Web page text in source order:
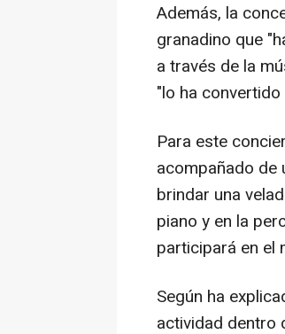
Además, la
granadino que
a través de la
"lo ha
Para este
acompañado de
brindar una
piano y en la
participará en el
Según ha
actividad dentro